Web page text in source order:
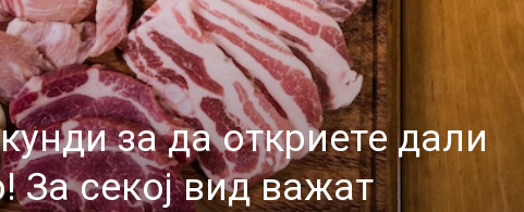
за да откриете дали
За секој вид важат